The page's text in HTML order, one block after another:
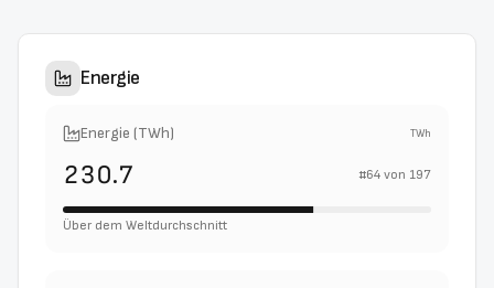
Energie
Energie (TWh) TWh
230.7 #64 von 197
Über dem Weltdurchschnitt